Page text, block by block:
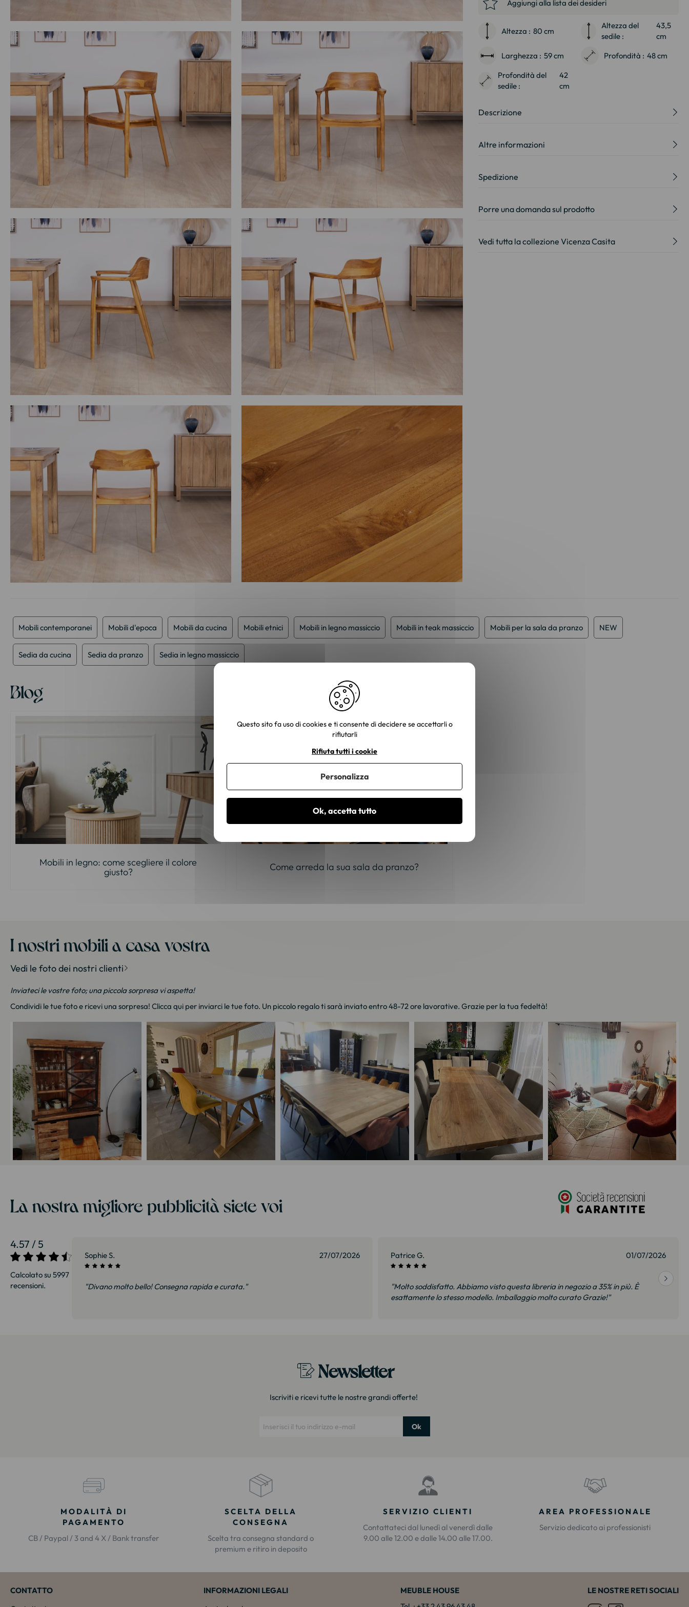
galleria
immagini
Aggiungi alla lista dei desideri
Altezza : 80 cm
Altezza del
sedile :
43,5
cm
Larghezza : 59 cm Profondità : 48 cm
Profondità del
sedile :
42
cm
Descrizione
Altre informazioni
Spedizione
Porre una domanda sul prodotto
Vedi tutta la collezione Vicenza Casita
Mobili contemporanei Mobili d'epoca Mobili da cucina Mobili etnici Mobili in legno massiccio Mobili in teak massiccio Mobili per la sala da pranzo NEW
Sedia da cucina Sedia da pranzo Sedia in legno massiccio
Blog
Mobili in legno: come scegliere il colore
giusto?
Come arreda la sua sala da pranzo?
I nostri mobili a casa vostra
Vedi le foto dei nostri clienti
Inviateci le vostre foto; una piccola sorpresa vi aspetta!
Condividi le tue foto e ricevi una sorpresa! Clicca qui per inviarci le tue foto. Un piccolo regalo ti sarà inviato entro 48-72 ore lavorative. Grazie per la tua fedeltà!
La nostra migliore pubblicità siete voi
4.57 / 5
Calcolato su 5997
recensioni.
27/07/2026
e soprattutto
Sophie S. 27/07/2026
"Divano molto bello! Consegna rapida e curata."
Patrice G. 01/07/2026
"Molto soddisfatto. Abbiamo visto questa libreria in negozio a 35% in più. È
esattamente lo stesso modello. Imballaggio molto curato Grazie!"
Newsletter
Iscriviti e ricevi tutte le nostre grandi offerte!
Ok
MODALITÀ DI
PAGAMENTO
CB / Paypal / 3 and 4 X / Bank transfer
SCELTA DELLA
CONSEGNA
Scelta tra consegna standard o
premium e ritiro in deposito
SERVIZIO CLIENTI
Contattateci dal lunedì al venerdì dalle
9.00 alle 12.00 e dalle 14.00 alle 17.00.
AREA PROFESSIONALE
Servizio dedicato ai professionisti
CONTATTO
INFORMAZIONI LEGALI
MEUBLE HOUSE
LE NOSTRE RETI SOCIALI
Questo sito fa uso di cookies e ti consente di decidere se accettarli o
rifiutarli
Ok, accetta tutto
Rifiuta tutti i cookie
Personalizza